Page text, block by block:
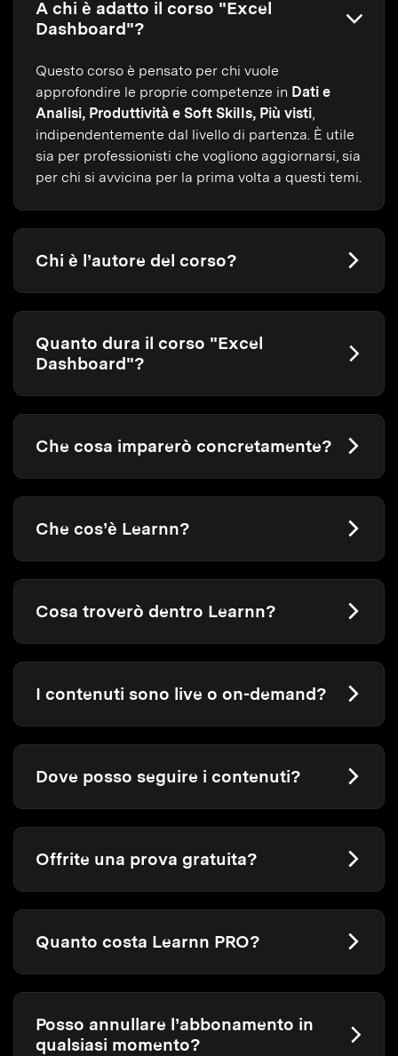
A chi è adatto il corso "Excel
Dashboard"?
Questo corso è pensato per chi vuole
approfondire le proprie competenze in Dati e
Analisi, Produttività e Soft Skills, Più visti
indipendentemente dal livello di partenza. È utile
sia per professionisti che vogliono aggiornarsi, sia
per chi si avvicina per la prima volta a questi temi.
Chi è l’autore del corso?
Quanto dura il corso "Excel
Dashboard"?
Che cosa imparerò concretamente?
Che cos’è Learnn?
Cosa troverò dentro Learnn?
I contenuti sono live o on-demand?
Dove posso seguire i contenuti?
Offrite una prova gratuita?
Quanto costa Learnn PRO?
Posso annullare l’abbonamento in
qualsiasi momento?